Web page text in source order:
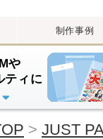
制作事例
や
ティに
封筒
封筒印刷（大ロット
封筒印刷（小ロット
ミ蒸着袋
> JUST